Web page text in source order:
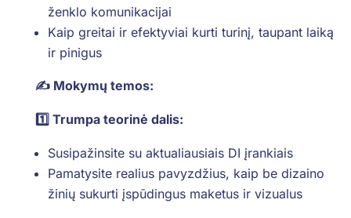
ženklo komunikacijai
Kaip greitai ir efektyviai kurti turinį, taupant laiką
ir pinigus
✍️ Mokymų temos:
1️⃣ Trumpa teorinė dalis:
Susipažinsite su aktualiausiais DI įrankiais
Pamatysite realius pavyzdžius, kaip be dizaino
žinių sukurti įspūdingus maketus ir vizualus